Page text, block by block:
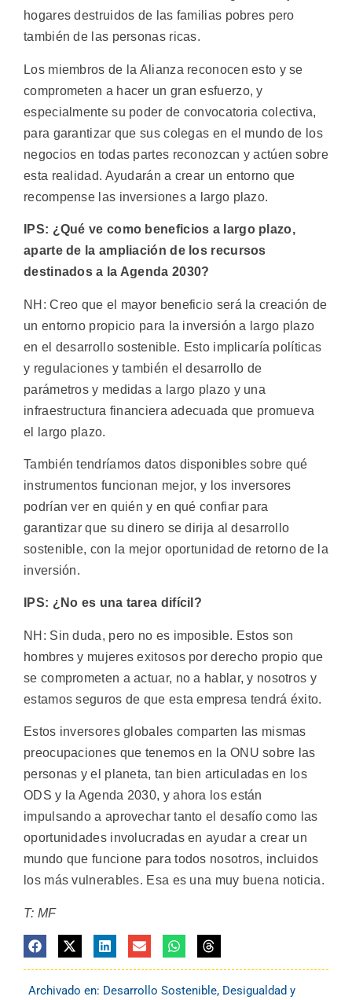
hogares destruidos de las familias pobres pero
también de las personas ricas.
Los miembros de la Alianza reconocen esto y se
comprometen a hacer un gran esfuerzo, y
especialmente su poder de convocatoria colectiva,
para garantizar que sus colegas en el mundo de los
negocios en todas partes reconozcan y actúen sobre
esta realidad. Ayudarán a crear un entorno que
recompense las inversiones a largo plazo.
IPS: ¿Qué ve como beneficios a largo plazo,
aparte de la ampliación de los recursos
destinados a la Agenda 2030?
NH: Creo que el mayor beneficio será la creación de
un entorno propicio para la inversión a largo plazo
en el desarrollo sostenible. Esto implicaría políticas
y regulaciones y también el desarrollo de
parámetros y medidas a largo plazo y una
infraestructura financiera adecuada que promueva
el largo plazo.
También tendríamos datos disponibles sobre qué
instrumentos funcionan mejor, y los inversores
podrían ver en quién y en qué confiar para
garantizar que su dinero se dirija al desarrollo
sostenible, con la mejor oportunidad de retorno de la
inversión.
IPS: ¿No es una tarea difícil?
NH: Sin duda, pero no es imposible. Estos son
hombres y mujeres exitosos por derecho propio que
se comprometen a actuar, no a hablar, y nosotros y
estamos seguros de que esta empresa tendrá éxito.
Estos inversores globales comparten las mismas
preocupaciones que tenemos en la ONU sobre las
personas y el planeta, tan bien articuladas en los
ODS y la Agenda 2030, y ahora los están
impulsando a aprovechar tanto el desafío como las
oportunidades involucradas en ayudar a crear un
mundo que funcione para todos nosotros, incluidos
los más vulnerables. Esa es una muy buena noticia.
T: MF
Archivado en: Desarrollo Sostenible, Desigualdad y